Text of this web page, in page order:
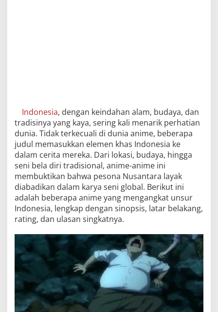
Indonesia, dengan keindahan alam, budaya, dan
tradisinya yang kaya, sering kali menarik perhatian
dunia. Tidak terkecuali di dunia anime, beberapa
judul memasukkan elemen khas Indonesia ke
dalam cerita mereka. Dari lokasi, budaya, hingga
seni bela diri tradisional, anime-anime ini
membuktikan bahwa pesona Nusantara layak
diabadikan dalam karya seni global. Berikut ini
adalah beberapa anime yang mengangkat unsur
Indonesia, lengkap dengan sinopsis, latar belakang,
rating, dan ulasan singkatnya.